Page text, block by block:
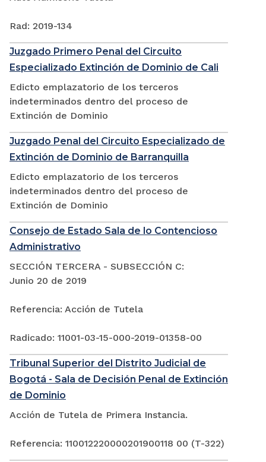
Rad: 2019-134
Juzgado Primero Penal del Circuito
Especializado Extinción de Dominio de Cali
Edicto emplazatorio de los terceros
indeterminados dentro del proceso de
Extinción de Dominio
Juzgado Penal del Circuito Especializado de
Extinción de Dominio de Barranquilla
Edicto emplazatorio de los terceros
indeterminados dentro del proceso de
Extinción de Dominio
Consejo de Estado Sala de lo Contencioso
Administrativo
SECCIÓN TERCERA - SUBSECCIÓN C:
Junio 20 de 2019
Referencia: Acción de Tutela
Radicado: 11001-03-15-000-2019-01358-00
Tribunal Superior del Distrito Judicial de
Bogotá - Sala de Decisión Penal de Extinción
de Dominio
Acción de Tutela de Primera Instancia.
Referencia: 110012220000201900118 00 (T-322)